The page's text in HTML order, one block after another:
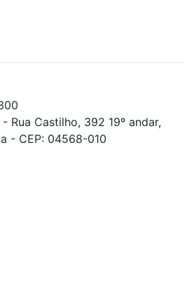
Rua Castilho, 392 19º andar,
- CEP: 04568-010